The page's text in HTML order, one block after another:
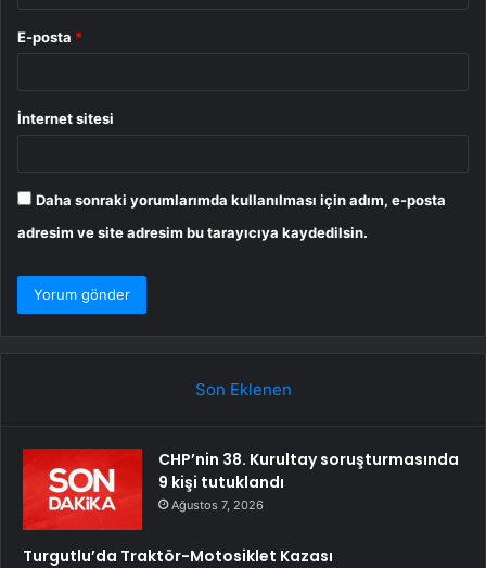
E-posta *
İnternet sitesi
Daha sonraki yorumlarımda kullanılması için adım, e-posta
adresim ve site adresim bu tarayıcıya kaydedilsin.
Son Eklenen
CHP’nin 38. Kurultay soruşturmasında
9 kişi tutuklandı
Ağustos 7, 2026
Turgutlu’da Traktör-Motosiklet Kazası